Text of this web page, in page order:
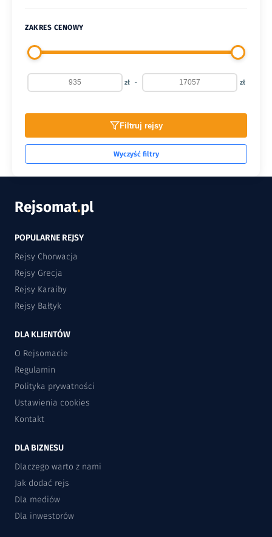
ZAKRES CENOWY
zł - zł
Filtruj rejsy
Wyczyść filtry
Rejsomat.pl
POPULARNE REJSY
Rejsy Chorwacja
Rejsy Grecja
Rejsy Karaiby
Rejsy Bałtyk
DLA KLIENTÓW
O Rejsomacie
Regulamin
Polityka prywatności
Ustawienia cookies
Kontakt
DLA BIZNESU
Dlaczego warto z nami
Jak dodać rejs
Dla mediów
Dla inwestorów